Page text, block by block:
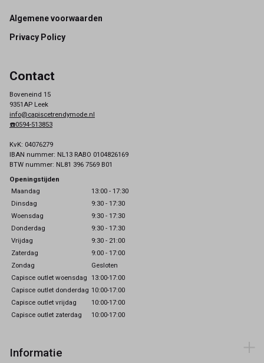
Footer
Algemene voorwaarden
Privacy Policy
Contact
Boveneind 15
9351AP Leek
info@capiscetrendymode.nl
☎️0594-513853
KvK: 04076279
IBAN nummer: NL13 RABO 0104826169
BTW nummer: NL81 396 7569 B01
Openingstijden
Maandag
13:00 - 17:30
Dinsdag
9:30 - 17:30
Woensdag
9:30 - 17:30
Donderdag
9:30 - 17:30
Vrijdag
9:30 - 21:00
Zaterdag
9:00 - 17:00
Zondag
Gesloten
Capisce outlet woensdag 13:00-17:00
Capisce outlet donderdag 10:00-17:00
Capisce outlet vrijdag
10:00-17:00
Capisce outlet zaterdag
10:00-17:00
Informatie